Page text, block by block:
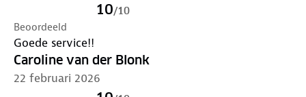
10/10
Beoordeeld
Goede service!!
Caroline van der Blonk
22 februari 2026